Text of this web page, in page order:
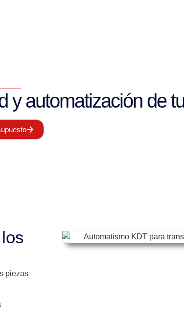
y automatización de
piezas